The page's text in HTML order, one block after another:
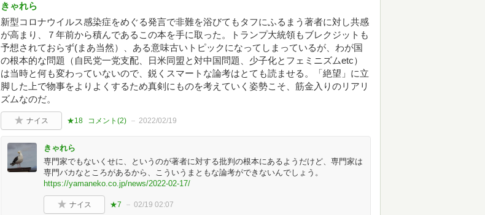
きゃれら
新型コロナウイルス感染症をめぐる発言で非難を浴びてもタフにふるまう著者に対し共感
が高まり、７年前から積んであるこの本を手に取った。トランプ大統領もブレクジットも
予想されておらず(まあ当然）、ある意味古いトピックになってしまっているが、わが国
の根本的な問題（自民党一党支配、日米同盟と対中国問題、少子化とフェミニズムetc）
は当時と何も変わっていないので、鋭くスマートな論考はとても読ませる。「絶望」に立
脚した上で物事をよりよくするため真剣にものを考えていく姿勢こそ、筋金入りのリアリ
ズムなのだ。
ナイス ★18 コメント(2) 2022/02/19
きゃれら
専門家でもないくせに、というのが著者に対する批判の根本にあるようだけど、専門家は
専門バカなところがあるから、こういうまともな論考ができないんでしょう。
https://yamaneko.co.jp/news/2022-02-17/
ナイス ★7 02/19 02:07